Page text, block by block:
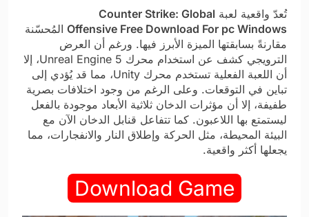
تُعدّ واقعية لعبة Counter Strike: Global
Offensive Free Download For pc Windows المُحسّنة
مقارنةً بسابقتها الميزة الأبرز فيها. ورغم أن العرض
الترويجي كشف عن استخدام محرك Unreal Engine 5، إلا
أن اللعبة الفعلية تستخدم محرك Unity، مما قد يُؤدي إلى
تباين في التوقعات. وعلى الرغم من وجود اختلافات بصرية
طفيفة، إلا أن مؤثرات الدخان ثلاثية الأبعاد موجودة بالفعل
ليستمتع بها اللاعبون. كما تتفاعل قنابل الدخان الآن مع
البيئة المحيطة، مثل الحركة وإطلاق النار والانفجارات، مما
يجعلها أكثر واقعية.
Download Game